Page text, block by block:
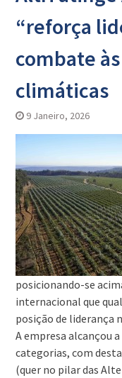
“reforça
combate
climáticas
9 Janeiro, 2026
posicionando-se
internacional que
posição de liderança
A empresa alcançou
categorias, com
(quer no pilar das